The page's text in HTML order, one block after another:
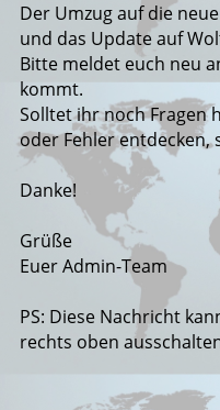
Der Umzug auf die
und das Update auf
Bitte meldet euch neu
kommt.
Solltet ihr noch Fragen
oder Fehler entdecken,
Danke!
Grüße
Euer Admin-Team
PS: Diese Nachricht
rechts oben